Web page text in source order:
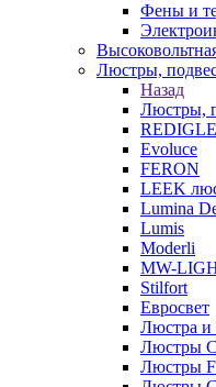
Фены и
Люстры,
Назад
Люстры,
Evoluce
FERON
LEEK
Lumina
Lumis
Moderli
MW-
Stilfort
Евросвет
Люстра
Люстры
Люстры